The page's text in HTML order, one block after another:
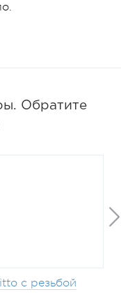
Обратите
с резьбой